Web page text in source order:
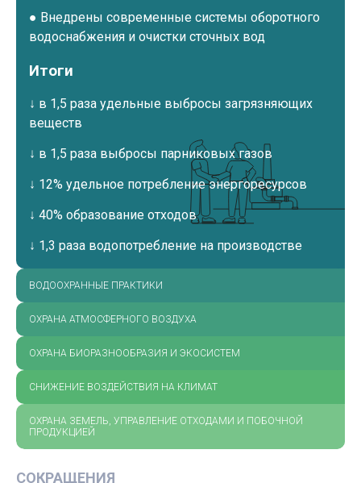
● Внедрены современные системы оборотного
водоснабжения и очистки сточных вод
Итоги
↓ в 1,5 раза удельные выбросы загрязняющих
веществ
↓ в 1,5 раза выбросы парниковых газов
↓ 12% удельное потребление энергоресурсов
↓ 40% образование отходов
↓ 1,3 раза водопотребление на производстве
ВОДООХРАННЫЕ ПРАКТИКИ
ОХРАНА АТМОСФЕРНОГО ВОЗДУХА
ОХРАНА БИОРАЗНООБРАЗИЯ И ЭКОСИСТЕМ
СНИЖЕНИЕ ВОЗДЕЙСТВИЯ НА КЛИМАТ
ОХРАНА ЗЕМЕЛЬ, УПРАВЛЕНИЕ ОТХОДАМИ И ПОБОЧНОЙ
ПРОДУКЦИЕЙ
СОКРАЩЕНИЯ